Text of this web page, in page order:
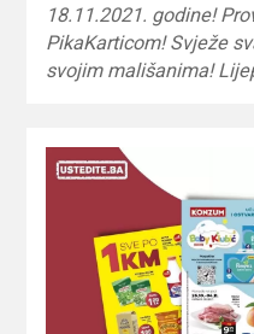
18.11.2021. godine!
PikaKarticom! Svježe
svojim mališanima!